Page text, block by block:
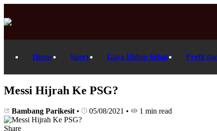
Home Sport Gaya Hidup Sehat Profil
Messi Hijrah Ke PSG?
Bambang Parikesit • 05/08/2021 • 1 min read
Share